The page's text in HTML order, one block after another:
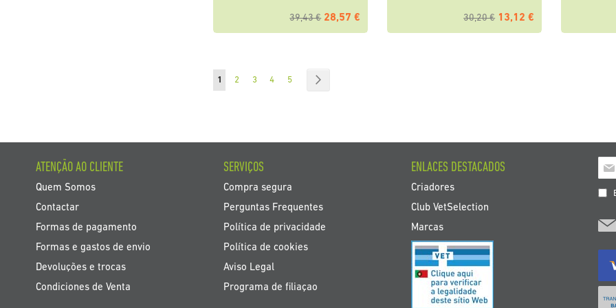
39,43 € 28,57 € 30,20 € 13,12 €
Página
Está de momento a ler a página
1 Página
2 Página
3 Página
4 Página
5
a
de
ATENÇÃO AO CLIENTE
Quem Somos
Contactar
Formas de pagamento
Formas e gastos de envio
Devoluções e trocas
Condiciones de Venta
SERVIÇOS
Compra segura
Perguntas Frequentes
Política de privacidade
Política de cookies
Aviso Legal
Programa de filiaçao
ENLACES DESTACADOS
Criadores
Club VetSelection
Marcas